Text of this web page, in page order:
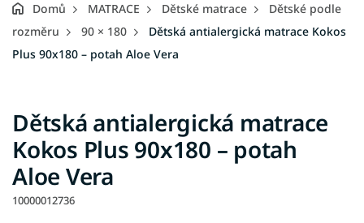
Domů MATRACE Dětské matrace
Dětské podle
rozměru
90 × 180
Dětská antialergická matrace Kokos
Plus 90x180 – potah Aloe Vera
Dětská antialergická matrace
Kokos Plus 90x180 – potah
Aloe Vera
10000012736